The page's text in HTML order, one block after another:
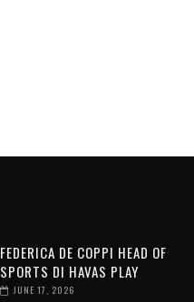
FEDERICA DE COPPI HEAD OF
SPORTS DI HAVAS PLAY
JUNE 17, 2026